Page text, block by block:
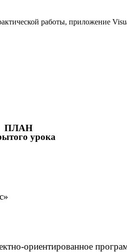
работы, приложение
ПЛАН
урока
ориентированное